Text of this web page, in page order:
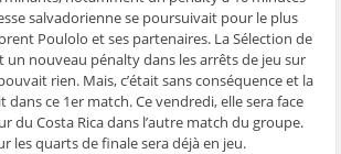
e
)
salvadorienne se poursuivait pour le plus
Poulolo et ses partenaires. La Sélection de
nouveau pénalty dans les arrêts de jeu sur
rien. Mais, c’était sans conséquence et la
dans ce 1er match. Ce vendredi, elle sera face
du Costa Rica dans l’autre match du groupe.
les quarts de finale sera déjà en jeu.